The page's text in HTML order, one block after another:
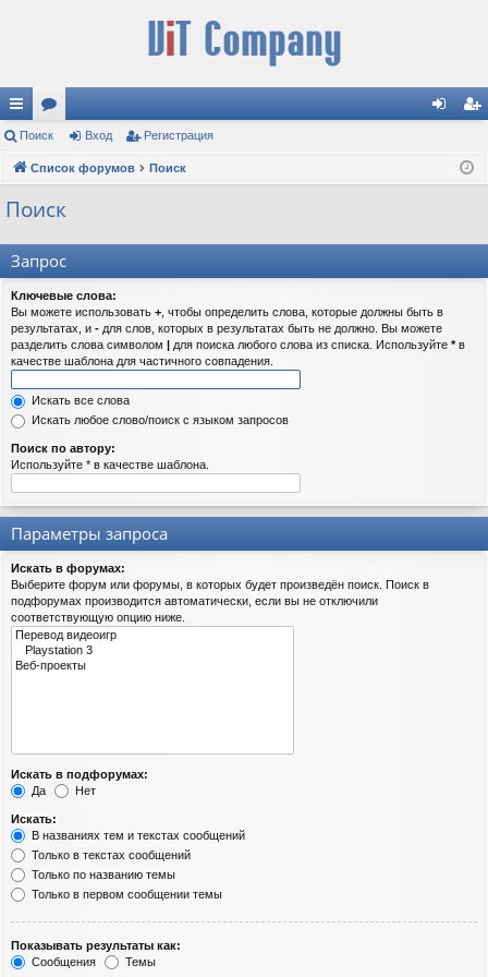
с
ы
лк
ор
ум ис
Поиск Вход Регистрация
Список форумов Поиск
Поиск
Запрос
Ключевые слова:
Вы можете использовать + , чтобы определить слова, которые должны быть в
результатах, и - для слов, которых в результатах быть не должно. Вы можете
разделить слова символом | для поиска любого слова из списка. Используйте *в
качестве шаблона для частичного совпадения.
Искать все слова
Искать любое слово/поиск с языком запросов
Поиск по автору:
Используйте * в качестве шаблона.
Параметры запроса
Искать в форумах:
Выберите форум или форумы, в которых будет произведён поиск. Поиск в
подфорумах производится автоматически, если вы не отключили
соответствующую опцию ниже.
Искать в подфорумах:
Да
Нет
Искать:
В названиях тем и текстах сообщений
Только в текстах сообщений
Только по названию темы
Только в первом сообщении темы
Показывать результаты как:
Сообщения
Темы